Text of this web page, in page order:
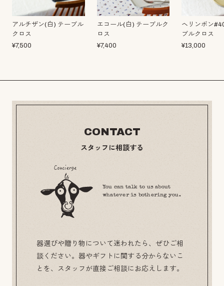
アルチザン(白) テーブル
クロス
¥7,500
エコール(白) テーブルク
ロス
¥7,400
ヘリンボン
ブルクロス
¥13,000
CONTACT
スタッフに相談する
You can talk to us about
whatever is bothering you.
器選びや贈り物について迷われたら、ぜひご相
談ください。器やギフトに関する分からないこ
とを、スタッフが直接ご相談にお応えします。